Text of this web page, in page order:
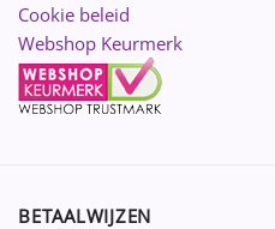
Cookie beleid
Webshop Keurmerk
BETAALWIJZEN